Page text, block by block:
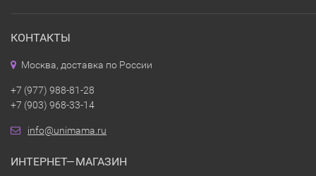
КОНТАКТЫ
Москва, доставка по России
+7 (977) 988-81-28
+7 (903) 968-33-14
info@unimama.ru
ИНТЕРНЕТ—МАГАЗИН